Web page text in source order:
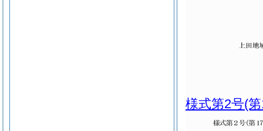
様式第2号(